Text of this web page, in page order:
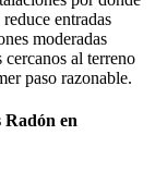
entradas
moderadas
al terreno
paso razonable.
en